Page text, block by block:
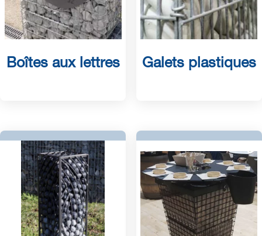
Boîtes aux lettres Galets plastiques